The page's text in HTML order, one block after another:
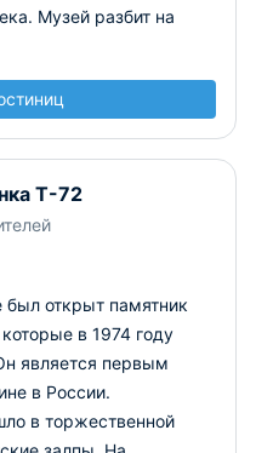
Музей разбит на
Т-72
открыт памятник
в 1974 году
является первым
в России.
в торжественной